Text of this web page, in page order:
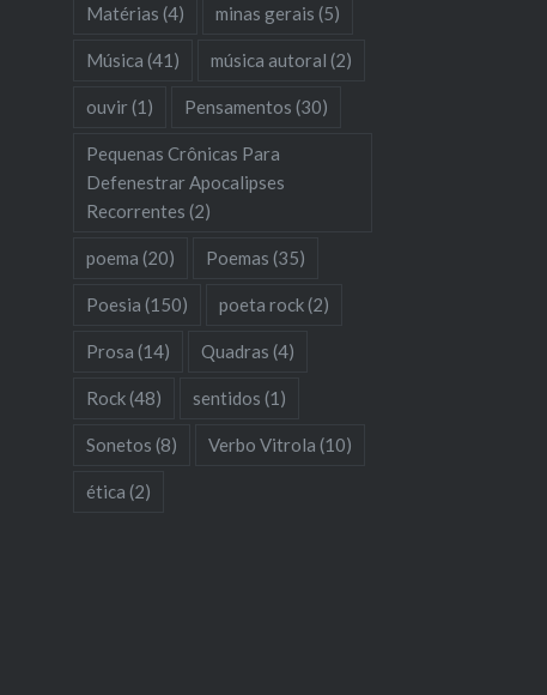
Matérias (4) minas gerais (5)
Música (41) música autoral (2)
ouvir(1) Pensamentos (30)
Pequenas Crônicas Para
Defenestrar Apocalipses
Recorrentes (2)
poema (20) Poemas (35)
Poesia (150) poeta rock(2)
Prosa (14) Quadras (4)
Rock(48) sentidos (1)
Sonetos (8) Verbo Vitrola (10)
ética (2)